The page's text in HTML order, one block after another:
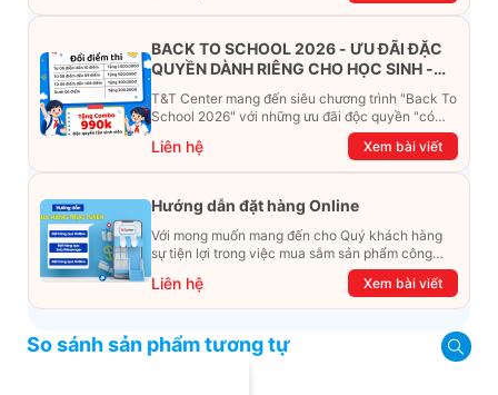
BACK TO SCHOOL 2026 - ƯU ĐÃI ĐẶC
QUYỀN DÀNH RIÊNG CHO HỌC SINH -
T&T Center mang đến siêu chương trình "Back To
School 2026" với những ưu đãi độc quyền "có
một không hai". Đừng để chiếc ví phải "ét-ô-ét",
cùng khám phá ngay ưu đãi siêu khủng dưới đây
nhé!
Liên hệ Xem bài viết
Hướng dẫn đặt hàng Online
Với mong muốn mang đến cho Quý khách hàng
sự tiện lợi trong việc mua sắm sản phẩm công
nghệ từ xa. Trong bài viết này, T&T Center sẽ
hướng dẫn chi tiết cách mua hàng trực tuyến qua
các kênh online Website, Zalo, Messenger và
dễ dàng và nhanh chóng nhất. Cùng xem ngay
Liên hệ Xem bài viết
So sánh sản phẩm tương tự